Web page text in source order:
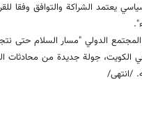
يعتمد الشراكة والتوافق وفقا
الدولي "مسار السلام حتى
الكويت، جولة جديدة من محادثات
/انتهى/